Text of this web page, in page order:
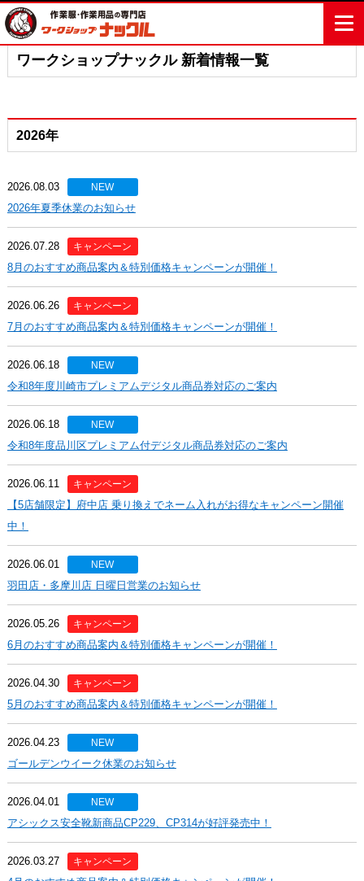
作業服・作業用品の専門店ナックル
ワークショップナックル 新着情報一覧
2026年
2026.08.03 NEW
2026年夏季休業のお知らせ
2026.07.28 キャンペーン
8月のおすすめ商品案内＆特別価格キャンペーンが開催！
2026.06.26 キャンペーン
7月のおすすめ商品案内＆特別価格キャンペーンが開催！
2026.06.18 NEW
令和8年度川崎市プレミアムデジタル商品券対応のご案内
2026.06.18 NEW
令和8年度品川区プレミアム付デジタル商品券対応のご案内
2026.06.11 キャンペーン
【5店舗限定】府中店 乗り換えでネーム入れがお得なキャンペーン開催
中！
2026.06.01 NEW
羽田店・多摩川店 日曜日営業のお知らせ
2026.05.26 キャンペーン
6月のおすすめ商品案内＆特別価格キャンペーンが開催！
2026.04.30 キャンペーン
5月のおすすめ商品案内＆特別価格キャンペーンが開催！
2026.04.23 NEW
ゴールデンウイーク休業のお知らせ
2026.04.01 NEW
アシックス安全靴新商品CP229、CP314が好評発売中！
2026.03.27 キャンペーン